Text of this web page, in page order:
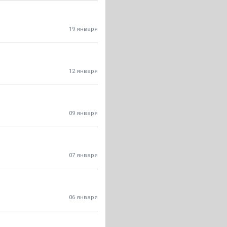
19 января
12 января
09 января
07 января
06 января